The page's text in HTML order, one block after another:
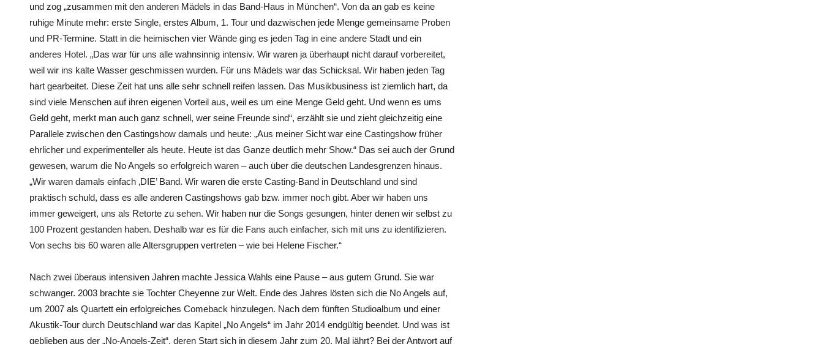
und zog „zusammen mit den anderen Mädels in das Band-Haus in München“. Von da an gab es keine
ruhige Minute mehr: erste Single, erstes Album, 1. Tour und dazwischen jede Menge gemeinsame Proben
und PR-Termine. Statt in die heimischen vier Wände ging es jeden Tag in eine andere Stadt und ein
anderes Hotel. „Das war für uns alle wahnsinnig intensiv. Wir waren ja überhaupt nicht darauf vorbereitet,
weil wir ins kalte Wasser geschmissen wurden. Für uns Mädels war das Schicksal. Wir haben jeden Tag
hart gearbeitet. Diese Zeit hat uns alle sehr schnell reifen lassen. Das Musikbusiness ist ziemlich hart, da
sind viele Menschen auf ihren eigenen Vorteil aus, weil es um eine Menge Geld geht. Und wenn es ums
Geld geht, merkt man auch ganz schnell, wer seine Freunde sind“, erzählt sie und zieht gleichzeitig eine
Parallele zwischen den Castingshow damals und heute: „Aus meiner Sicht war eine Castingshow früher
ehrlicher und experimenteller als heute. Heute ist das Ganze deutlich mehr Show.“ Das sei auch der Grund
gewesen, warum die No Angels so erfolgreich waren – auch über die deutschen Landesgrenzen hinaus.
„Wir waren damals einfach ‚DIE’ Band. Wir waren die erste Casting-Band in Deutschland und sind
praktisch schuld, dass es alle anderen Castingshows gab bzw. immer noch gibt. Aber wir haben uns
immer geweigert, uns als Retorte zu sehen. Wir haben nur die Songs gesungen, hinter denen wir selbst zu
100 Prozent gestanden haben. Deshalb war es für die Fans auch einfacher, sich mit uns zu identifizieren.
Von sechs bis 60 waren alle Altersgruppen vertreten – wie bei Helene Fischer.“
Nach zwei überaus intensiven Jahren machte Jessica Wahls eine Pause – aus gutem Grund. Sie war
schwanger. 2003 brachte sie Tochter Cheyenne zur Welt. Ende des Jahres lösten sich die No Angels auf,
um 2007 als Quartett ein erfolgreiches Comeback hinzulegen. Nach dem fünften Studioalbum und einer
Akustik-Tour durch Deutschland war das Kapitel „No Angels“ im Jahr 2014 endgültig beendet. Und was ist
geblieben aus der „No-Angels-Zeit“, deren Start sich in diesem Jahr zum 20. Mal jährt? Bei der Antwort auf